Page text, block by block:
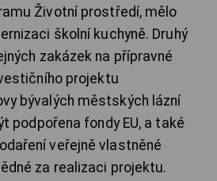
Životní prostředí, mělo
školní kuchyně. Druhý
zakázek na přípravné
projektu
bývalých městských lázní
podpořena fondy EU, a také
veřejně vlastněné
za realizaci projektu.